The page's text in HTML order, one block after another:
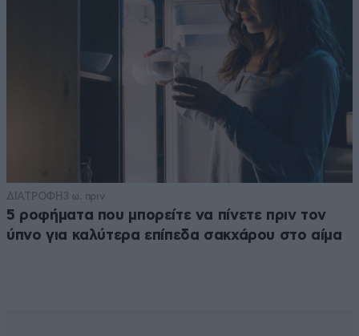
ΔΙΑΤΡΟΦΗ 3 ω. πριν
5 ροφήματα που μπορείτε να πίνετε πριν τον
ύπνο για καλύτερα επίπεδα σακχάρου στο αίμα